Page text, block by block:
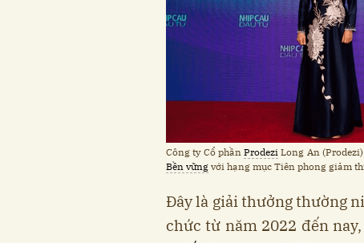
Công ty Cổ phầnProdezi Long An
Bền vững với hạng mục Tiên phong giảm
Đây là giải thưởng thường
chức từ năm 2022 đến